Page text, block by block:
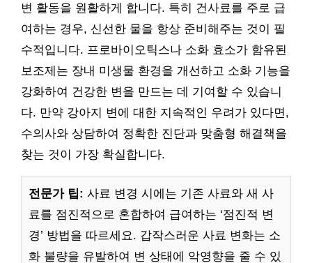
변 활동을 원활하게 합니다. 특히 건사료를 주로 급
여하는 경우, 신선한 물을 항상 준비해주는 것이 필
수적입니다. 프로바이오틱스나 소화 효소가 함유된
보조제는 장내 미생물 환경을 개선하고 소화 기능을
강화하여 건강한 변을 만드는 데 기여할 수 있습니
다. 만약 강아지 변에 대한 지속적인 우려가 있다면,
수의사와 상담하여 정확한 진단과 맞춤형 해결책을
찾는 것이 가장 확실합니다.
전문가 팁: 사료 변경 시에는 기존 사료와 새 사
료를 점진적으로 혼합하여 급여하는 ‘점진적 변
경’ 방법을 따르세요. 갑작스러운 사료 변화는 소
화 불량을 유발하여 변 상태에 악영향을 줄 수 있